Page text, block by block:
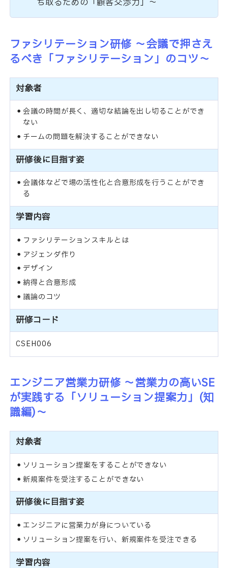
ファシリテーション研修 ～会議で押さえ
るべき「ファシリテーション」のコツ～
対象者
会議の時間が長く、適切な結論を出し切ることができ
ない
チームの問題を解決することができない
研修後に目指す姿
会議体などで場の活性化と合意形成を行うことができ
る
学習内容
ファシリテーションスキルとは
アジェンダ作り
デザイン
納得と合意形成
議論のコツ
研修コード
CSEH006
エンジニア営業力研修 ～営業力の高いSE
が実践する「ソリューション提案力」(知
識編)～
対象者
ソリューション提案をすることができない
新規案件を受注することができない
研修後に目指す姿
エンジニアに営業力が身についている
ソリューション提案を行い、新規案件を受注できる
学習内容